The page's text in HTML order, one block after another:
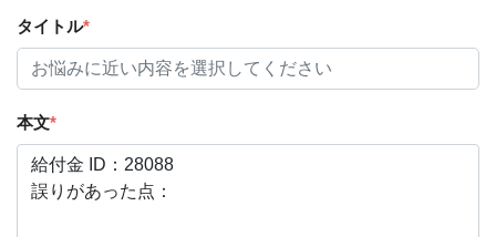
タイトル*
本文*